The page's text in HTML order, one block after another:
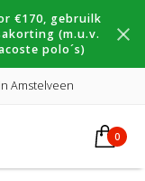
€170, gebruilk
(m.u.v.
polo´s)
Amstelveen
0